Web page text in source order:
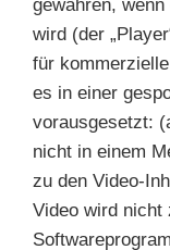
gewähren,
wird (der
für
es in einer
vorausgesetzt:
nicht in einem
zu den Video-
Video wird nicht